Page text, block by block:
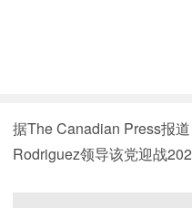
据The Canadian Press报
Rodriguez领导该党迎战